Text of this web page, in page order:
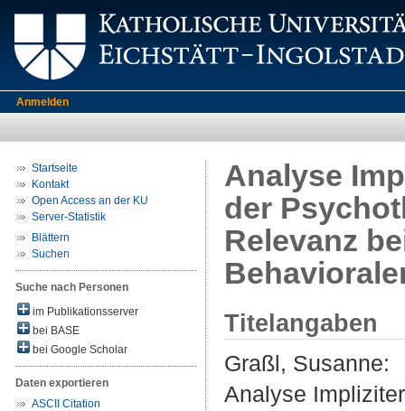
Anmelden
Startseite
Kontakt
Open Access an der KU
Server-Statistik
Blättern
Suchen
Suche nach Personen
im Publikationsserver
bei BASE
bei Google Scholar
Daten exportieren
ASCII Citation
Analyse
der
Relevanz
Titelangaben
Graßl, Susanne:
Analyse